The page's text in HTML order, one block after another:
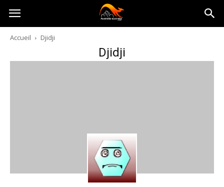
Australia-
australie.com
Accueil Djidji
Djidji